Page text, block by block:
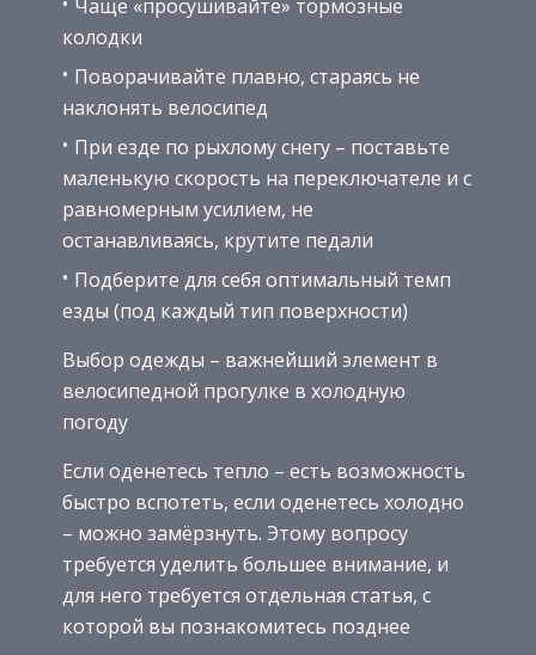
Чаще «просушивайте» тормозные
колодки
Поворачивайте плавно, стараясь не
наклонять велосипед
При езде по рыхлому снегу – поставьте
маленькую скорость на переключателе и с
равномерным усилием, не
останавливаясь, крутите педали
Подберите для себя оптимальный темп
езды (под каждый тип поверхности)
Выбор одежды – важнейший элемент в
велосипедной прогулке в холодную
погоду
Если оденетесь тепло – есть возможность
быстро вспотеть, если оденетесь холодно
– можно замёрзнуть. Этому вопросу
требуется уделить большее внимание, и
для него требуется отдельная статья, с
которой вы познакомитесь позднее